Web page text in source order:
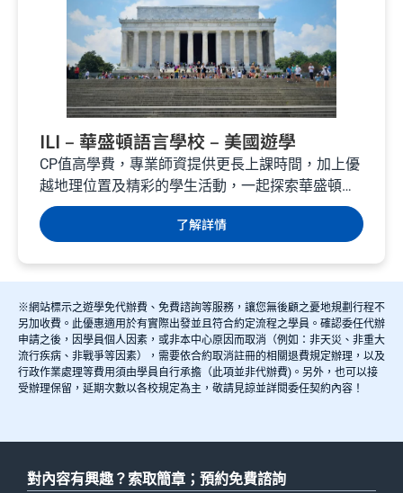
ILI – 華盛頓語言學校 – 美國遊學
CP值高學費，專業師資提供更長上課時間，加上優
越地理位置及精彩的學生活動，一起探索華盛頓
吧。...
了解詳情
※網站標示之遊學免代辦費、免費諮詢等服務，讓您無後顧之憂地規劃行程不
另加收費。此優惠適用於有實際出發並且符合約定流程之學員。確認委任代辦
申請之後，因學員個人因素，或非本中心原因而取消（例如：非天災、非重大
流行疾病、非戰爭等因素），需要依合約取消註冊的相關退費規定辦理，以及
行政作業處理等費用須由學員自行承擔（此項並非代辦費)。另外，也可以接
受辦理保留，延期次數以各校規定為主，敬請見諒並詳閱委任契約內容！
對內容有興趣？索取簡章；預約免費諮詢